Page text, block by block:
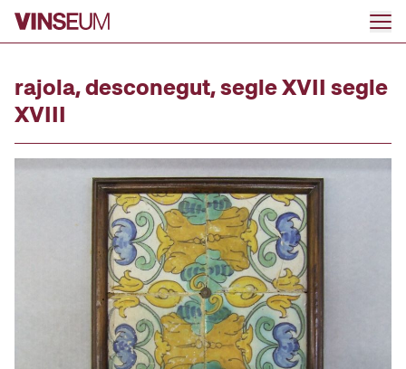
Anar al contingut
rajola, desconegut, segle XVII segle
XVIII